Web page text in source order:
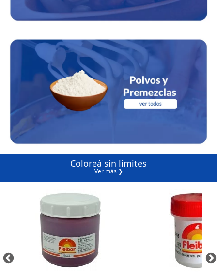
Coloreá sin límites
Ver más ❯